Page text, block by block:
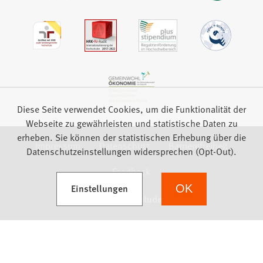
Impressum Datenschutz
Barrierefreiheit
Feedback
Diese Seite verwendet Cookies, um die Funktionalität der
Webseite zu gewährleisten und statistische Daten zu
erheben. Sie können der statistischen Erhebung über die
Datenschutzeinstellungen widersprechen (Opt-Out).
Einstellungen
(Öffnet in einem neuen Tab) OK